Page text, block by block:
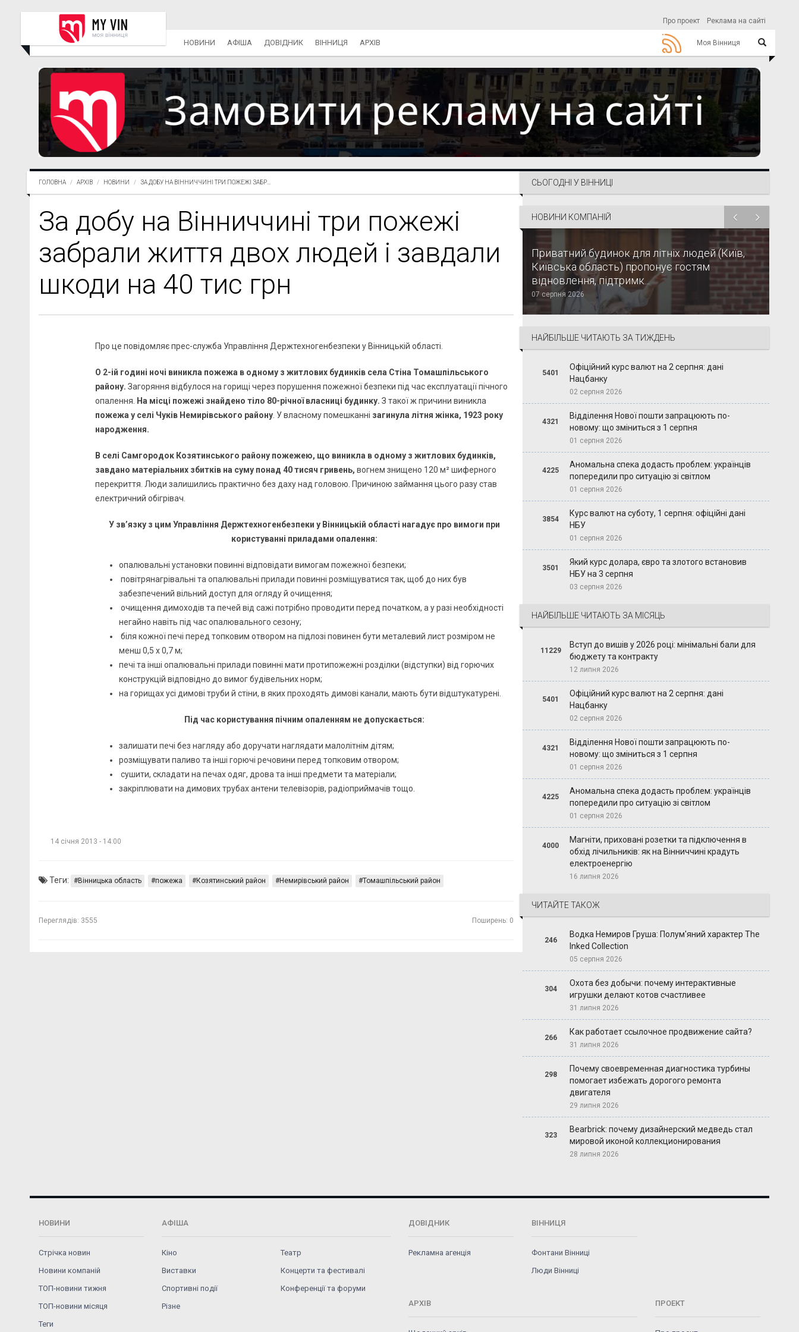
Про проект Реклама на сайті
Моя Вінниця
НОВИНИ АФІША ДОВІДНИК ВІННИЦЯ АРХІВ
ГОЛОВНА АРХІВ НОВИНИ ЗА ДОБУ НА ВІННИЧЧИНІ ТРИ ПОЖЕЖІ ЗАБР...
За добу на Вінниччині три пожежі
забрали життя двох людей і завдали
шкоди на 40 тис грн
Про це повідомляє прес-служба Управління Держтехногенбезпеки у Вінницькій області.
О 2-ій годині ночі виникла пожежа в одному з житлових будинків села Стіна Томашпільського
району. Загоряння відбулося на горищі через порушення пожежної безпеки під час експлуатації пічного
опалення.
На місці пожежі знайдено тіло 80-річної власниці будинку. З такої ж причини виникла
пожежа у селі Чуків Немирівського району . У власному помешканні загинула літня жінка, 1923 року
народження.
В селі Самгородок Козятинського району пожежею, що виникла в одному з житлових будинків,
завдано матеріальних збитків на суму понад 40 тисяч гривень, вогнем знищено 120 м² шиферного
перекриття. Люди залишились практично без даху над головою. Причиною займання цього разу став
електричний обігрівач.
У зв’язку з цим Управління Держтехногенбезпеки у Вінницькій області нагадує про вимоги при
користуванні приладами опалення:
опалювальні установки повинні відповідати вимогам пожежної безпеки;
повітрянагрівальні та опалювальні прилади повинні розміщуватися так, щоб до них був
забезпечений вільний доступ для огляду й очищення;
очищення димоходів та печей від сажі потрібно проводити перед початком, а у разі необхідності
негайно навіть під час опалювального сезону;
біля кожної печі перед топковим отвором на підлозі повинен бути металевий лист розміром не
менш 0,5 х 0,7 м;
печі та інші опалювальні прилади повинні мати протипожежні розділки (відступки) від горючих
конструкцій відповідно до вимог будівельних норм;
на горищах усі димові труби й стіни, в яких проходять димові канали, мають бути відштукатурені.
Під час користування пічним опаленням не допускається:
залишати печі без нагляду або доручати наглядати малолітнім дітям;
розміщувати паливо та інші горючі речовини перед топковим отвором;
сушити, складати на печах одяг, дрова та інші предмети та матеріали;
закріплювати на димових трубах антени телевізорів, радіоприймачів тощо.
14 січня 2013 - 14:00
Теги: Вінницька область пожежа Козятинський район Немирівський район Томашпільський район
Переглядів: 3555 Поширень: 0
СЬОГОДНІ У ВІННИЦІ
НОВИНИ КОМПАНІЙ
Приватний будинок для літніх людей (Київ,
Київська область) пропонує гостям
відновлення, підтримк...
07 серпня 2026
НАЙБІЛЬШЕ ЧИТАЮТЬ ЗА ТИЖДЕНЬ
5401
Офіційний курс валют на 2 серпня: дані
Нацбанку
02 серпня 2026
4321
Відділення Нової пошти запрацюють по-
новому: що зміниться з 1 серпня
01 серпня 2026
4225
Аномальна спека додасть проблем: українців
попередили про ситуацію зі світлом
01 серпня 2026
3854
Курс валют на суботу, 1 серпня: офіційні дані
НБУ
01 серпня 2026
3501
Який курс долара, євро та злотого встановив
НБУ на 3 серпня
03 серпня 2026
НАЙБІЛЬШЕ ЧИТАЮТЬ ЗА МІСЯЦЬ
11229
Вступ до вишів у 2026 році: мінімальні бали для
бюджету та контракту
12 липня 2026
5401
Офіційний курс валют на 2 серпня: дані
Нацбанку
02 серпня 2026
4321
Відділення Нової пошти запрацюють по-
новому: що зміниться з 1 серпня
01 серпня 2026
4225
Аномальна спека додасть проблем: українців
попередили про ситуацію зі світлом
01 серпня 2026
4000
Магніти, приховані розетки та підключення в
обхід лічильників: як на Вінниччині крадуть
електроенергію
16 липня 2026
ЧИТАЙТЕ ТАКОЖ
246
Водка Немиров Груша: Полум'яний характер The
Inked Collection
05 серпня 2026
304
Охота без добычи: почему интерактивные
игрушки делают котов счастливее
31 липня 2026
266
Как работает ссылочное продвижение сайта?
31 липня 2026
298
Почему своевременная диагностика турбины
помогает избежать дорогого ремонта
двигателя
29 липня 2026
323
Bearbrick: почему дизайнерский медведь стал
мировой иконой коллекционирования
28 липня 2026
НОВИНИ
Стрічка новин
Новини компаній
ТОП-новини тижня
ТОП-новини місяця
Теги
АФІША
Кіно
Театр
Виставки
Концерти та фестивалі
Спортивні події
Конференції та форуми
Різне
ДОВІДНИК
Рекламна агенція
ВІННИЦЯ
Фонтани Вінниці
Люди Вінниці
АРХІВ ПРОЕКТ